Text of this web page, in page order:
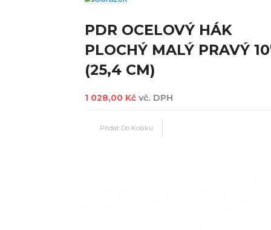
PDR OCELOVÝ HÁK
PLOCHÝ MALÝ PRAVÝ
(25,4 CM)
1 028,00 Kč vč. DPH